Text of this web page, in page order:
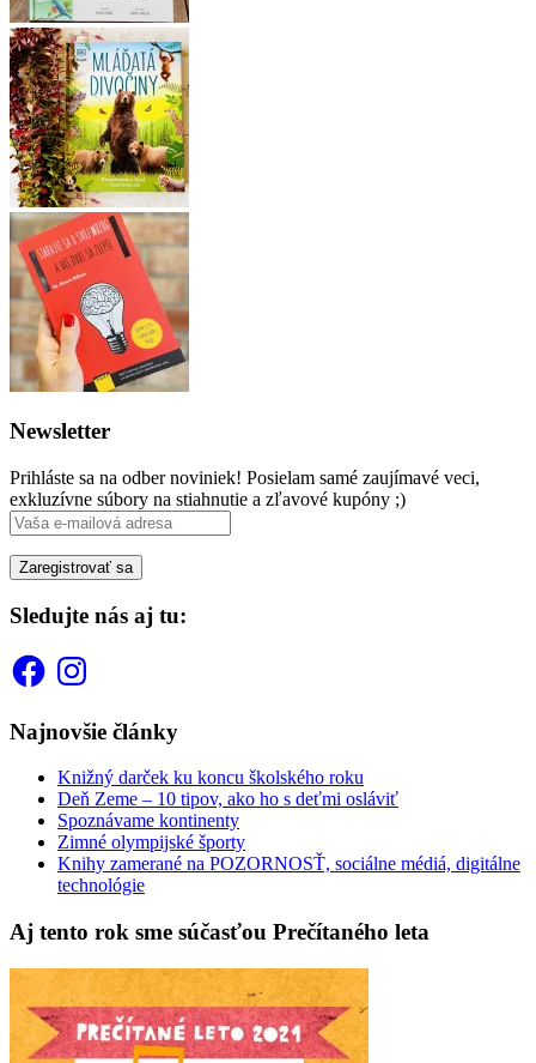
Newsletter
Prihláste sa na odber noviniek! Posielam samé zaujímavé veci,
exkluzívne súbory na stiahnutie a zľavové kupóny ;)
Sledujte nás aj tu:
FacebookInstagram
Najnovšie články
Knižný darček ku koncu školského roku
Deň Zeme – 10 tipov, ako ho s deťmi osláviť
Spoznávame kontinenty
Zimné olympijské športy
Knihy zamerané na POZORNOSŤ, sociálne médiá, digitálne
technológie
Aj tento rok sme súčasťou Prečítaného leta